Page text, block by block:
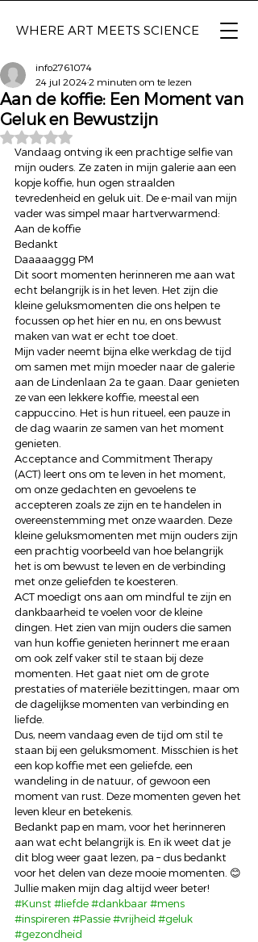
WHERE ART MEETS SCIENCE
Aan de koffie: Een Moment van
Geluk en Bewustzijn
info2761074
24 jul 20242 minuten om te lezen
Beoordeeld met NaN uit 5 sterren.
Vandaag ontving ik een prachtige selfie van
mijn ouders. Ze zaten in mijn galerie aan een
kopje koffie, hun ogen straalden
tevredenheid en geluk uit. De e-mail van mijn
vader was simpel maar hartverwarmend:
Aan de koffie
Bedankt
Daaaaaggg PM
Dit soort momenten herinneren me aan wat
echt belangrijk is in het leven. Het zijn die
kleine geluksmomenten die ons helpen te
focussen op het hier en nu, en ons bewust
maken van wat er echt toe doet.
Mijn vader neemt bijna elke werkdag de tijd
om samen met mijn moeder naar de galerie
aan de Lindenlaan 2a te gaan. Daar genieten
ze van een lekkere koffie, meestal een
cappuccino. Het is hun ritueel, een pauze in
de dag waarin ze samen van het moment
genieten.
Acceptance and Commitment Therapy
(ACT) leert ons om te leven in het moment,
om onze gedachten en gevoelens te
accepteren zoals ze zijn en te handelen in
overeenstemming met onze waarden. Deze
kleine geluksmomenten met mijn ouders zijn
een prachtig voorbeeld van hoe belangrijk
het is om bewust te leven en de verbinding
met onze geliefden te koesteren.
ACT moedigt ons aan om mindful te zijn en
dankbaarheid te voelen voor de kleine
dingen. Het zien van mijn ouders die samen
van hun koffie genieten herinnert me eraan
om ook zelf vaker stil te staan bij deze
momenten. Het gaat niet om de grote
prestaties of materiële bezittingen, maar om
de dagelijkse momenten van verbinding en
liefde.
Dus, neem vandaag even de tijd om stil te
staan bij een geluksmoment. Misschien is het
een kop koffie met een geliefde, een
wandeling in de natuur, of gewoon een
moment van rust. Deze momenten geven het
leven kleur en betekenis.
Bedankt pap en mam, voor het herinneren
aan wat echt belangrijk is. En ik weet dat je
dit blog weer gaat lezen, pa – dus bedankt
voor het delen van deze mooie momenten. 😊
Jullie maken mijn dag altijd weer beter!
#Kunst #liefde#dankbaar#mens
#inspireren #Passie#vrijheid #geluk
#gezondheid